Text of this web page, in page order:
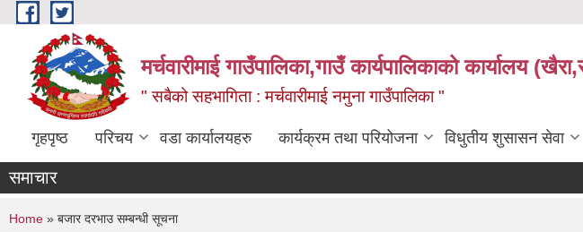
Skip to main content
मर्चवारीमाई गाउँपालिका,गाउँ कार्यपालिकाको कार्यालय
" सबैको सहभागिता : मर्चवारीमाई नमुना गाउँपालिका "
गृहपृष्ठ परिचय वडा कार्यालयहरु कार्यक्रम तथा परियोजना विधुतीय शुसासन सेवा
समाचार
You are here
Home » बजार दरभाउ सम्बन्धी सूचना